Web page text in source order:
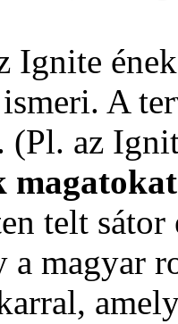
Ignite
A
az
telt
a magyar